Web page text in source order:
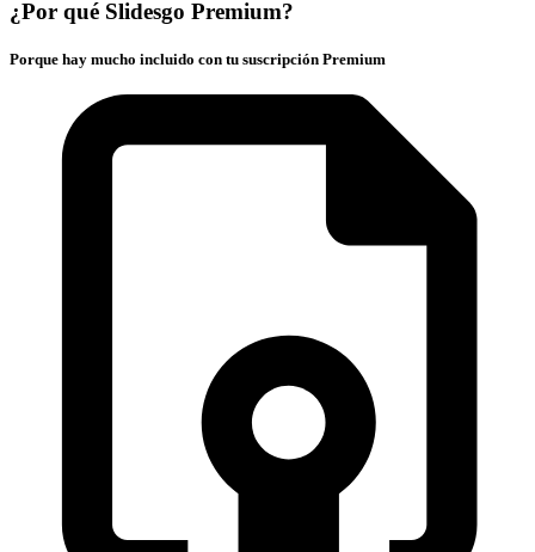
¿Por qué Slidesgo Premium?
Porque hay mucho incluido con tu suscripción Premium